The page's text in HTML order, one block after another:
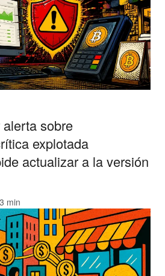
sobre
explotada
actualizar a la versión
min